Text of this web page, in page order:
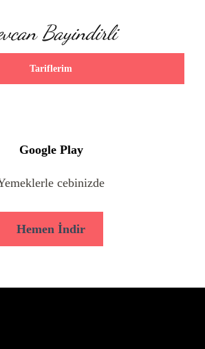
Bayindirli
Tariflerim
Google Play
cebinizde
Hemen İndir